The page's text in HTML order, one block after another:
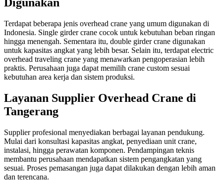
Digunakan
Terdapat beberapa jenis overhead crane yang umum digunakan di
Indonesia. Single girder crane cocok untuk kebutuhan beban ringan
hingga menengah. Sementara itu, double girder crane digunakan
untuk kapasitas angkat yang lebih besar. Selain itu, terdapat electric
overhead traveling crane yang menawarkan pengoperasian lebih
praktis. Perusahaan juga dapat memilih crane custom sesuai
kebutuhan area kerja dan sistem produksi.
Layanan Supplier Overhead Crane di
Tangerang
Supplier profesional menyediakan berbagai layanan pendukung.
Mulai dari konsultasi kapasitas angkat, penyediaan unit crane,
instalasi, hingga perawatan komponen. Pendampingan teknis
membantu perusahaan mendapatkan sistem pengangkatan yang
sesuai. Proses pemasangan juga dapat dilakukan dengan lebih aman
dan terencana.